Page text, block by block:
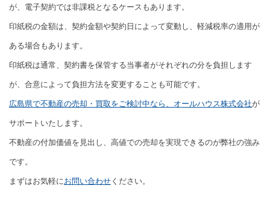
が、電子契約では非課税となるケースもあります。
印紙税の金額は、契約金額や契約日によって変動し、軽減税率の適用が
ある場合もあります。
印紙税は通常、契約書を保管する当事者がそれぞれの分を負担します
が、合意によって負担方法を変更することも可能です。
広島県で不動産の売却・買取をご検討中なら、オールハウス株式会社が
サポートいたします。
不動産の付加価値を見出し、高値での売却を実現できるのが弊社の強み
です。
まずはお気軽に お問い合わせ ください。